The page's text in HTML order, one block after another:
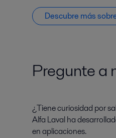
Descubre más
Pregunte a
¿Tiene curiosidad por
Alfa Laval ha
en aplicaciones.